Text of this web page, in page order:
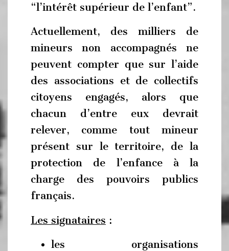
“l’intérêt supérieur de l’enfant”.
Actuellement, des milliers de
mineurs non accompagnés ne
peuvent compter que sur l’aide
des associations et de collectifs
citoyens engagés, alors que
chacun d’entre eux devrait
relever, comme tout mineur
présent sur le territoire, de la
protection de l’enfance à la
charge des pouvoirs publics
français.
Les signataires :
les organisations